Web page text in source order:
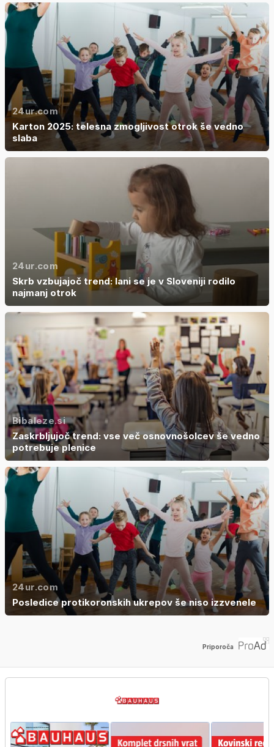
24ur.com
Karton 2025: telesna zmogljivost otrok še vedno
slaba
24ur.com
Skrb vzbujajoč trend: lani se je v Sloveniji rodilo
najmanj otrok
Bibaleze.si
Zaskrbljujoč trend: vse več osnovnošolcev še vedno
potrebuje plenice
24ur.com
Posledice protikoronskih ukrepov še niso izzvenele
Priporoča